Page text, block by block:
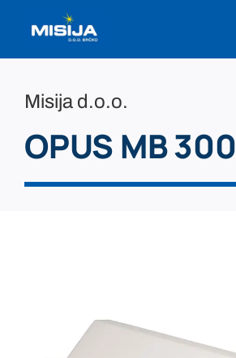
Misija d.o.o.
OPUS MB 300